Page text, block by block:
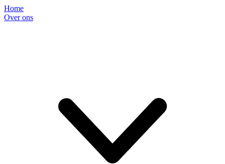
Home
Over ons